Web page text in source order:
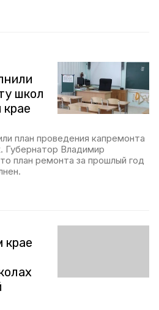
школ
крае
план проведения капремонта
Губернатор Владимир
план ремонта за прошлый год
крае